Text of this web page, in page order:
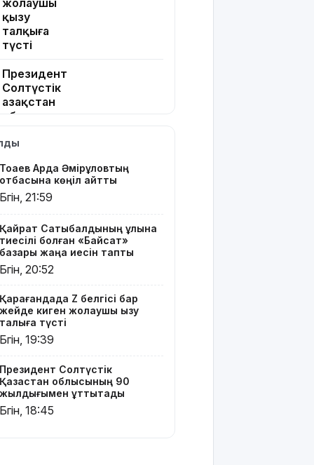
жолаушы
қызу
талқыға
түсті
Президент
Солтүстік
Қазақстан
облысының
жылдығымен
Телефон
алаяқтығының
туралы
ескерту
жасалды
ең қымбат
мамандықтар
– 2026: оқу
ақысы
Ұлдана
Мырзуанға
қатысты іс
Тоқаев Ардақ Әмірқұловтың
отбасына көңіл айтты
Бүгін, 21:59
Қайрат Сатыбалдының ұлына
тиесілі болған «Байсат»
базары жаңа иесін тапты
Бүгін, 20:52
Қарағандада Z белгісі бар
жейде киген жолаушы қызу
талқыға түсті
Бүгін, 19:39
Президент Солтүстік
Қазақстан облысының 90
жылдығымен құттықтады
Бүгін, 18:45